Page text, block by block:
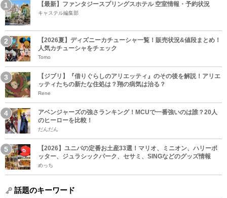
【最新】ファンタジースプリングスホテル 空室情報・予約状況
キャステル編集部
【2026夏】ディズニーカチューシャ一覧！販売状況&値段まとめ！
人気カチューシャをチェック
Tomo
【ジブリ】『借りぐらしのアリエッティ』のその後を解説！アリエ
ッティたちの新たな住処は？翔の病気は治る？
Rene
アベンジャーズの強さランキング！MCUで一番強いのは誰？20人
のヒーローを比較！
だんだん
【2026】ユニバの定番お土産33選！マリオ、ミニオン、ハリーポ
ッター、ジュラシックパーク、セサミ、SINGなどのグッズ情報
めっち
話題のキーワード